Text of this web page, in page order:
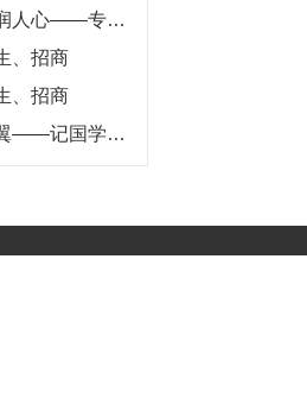
佛医传承人马碧谦
、招商
、招商
传承者玄涛道长